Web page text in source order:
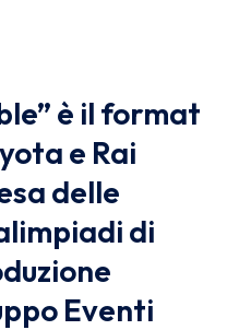
è il format
e Rai
delle
di
Eventi